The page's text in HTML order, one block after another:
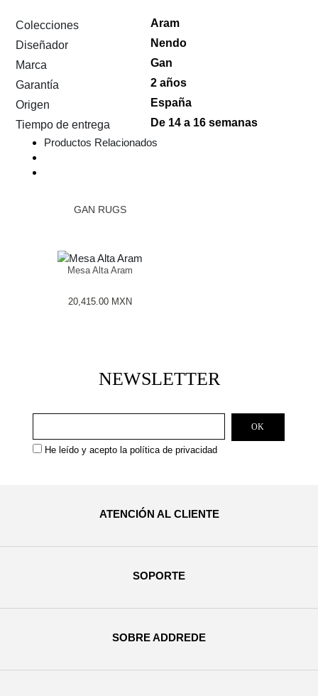
Colecciones
Aram
Diseñador
Nendo
Marca
Gan
Garantía
2 años
Origen
España
Tiempo de entrega
De 14 a 16 semanas
Productos Relacionados
GAN RUGS
Mesa Alta Aram
20,415.00 MXN
NEWSLETTER
He leído y acepto lapolítica de privacidad
ATENCIÓN AL CLIENTE
SOPORTE
SOBRE ADDREDE